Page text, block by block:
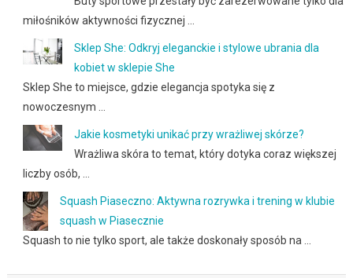
miłośników aktywności fizycznej …
Sklep She: Odkryj eleganckie i stylowe ubrania dla
kobiet w sklepie She
Sklep She to miejsce, gdzie elegancja spotyka się z
nowoczesnym …
Jakie kosmetyki unikać przy wrażliwej skórze?
Wrażliwa skóra to temat, który dotyka coraz większej
liczby osób, …
Squash Piaseczno: Aktywna rozrywka i trening w klubie
squash w Piasecznie
Squash to nie tylko sport, ale także doskonały sposób na …